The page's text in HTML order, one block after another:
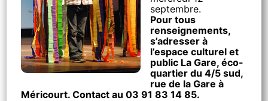
septembre.
Pour tous
renseignements,
s’adresser à
l’espace culturel et
public La Gare, éco-
quartier du 4/5 sud,
rue de la Gare à
Méricourt. Contact au 03 91 83 14 85.